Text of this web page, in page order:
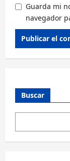
Guarda mi
navegador
Buscar